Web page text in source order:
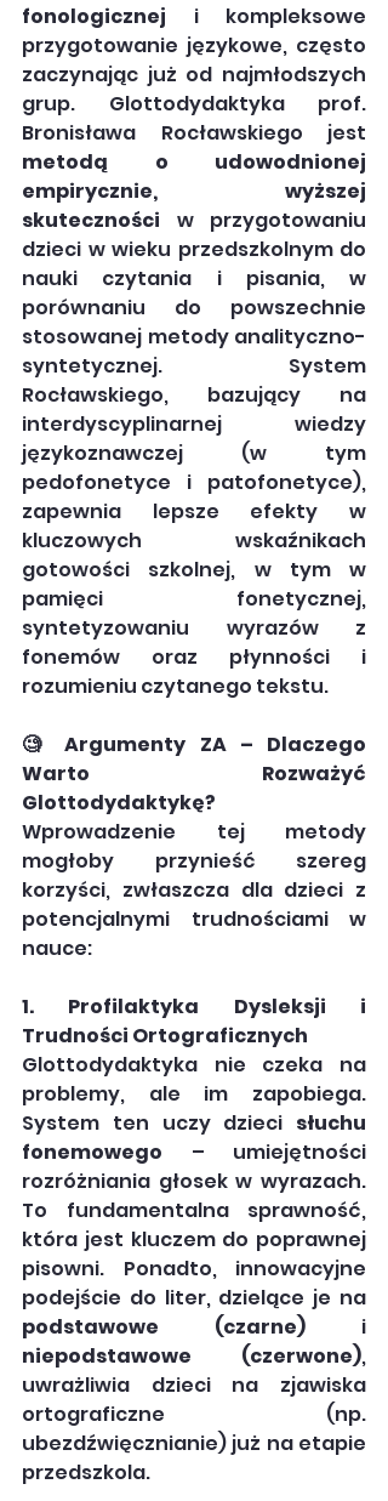
fonologicznej i kompleksowe
przygotowanie językowe, często
zaczynając już od najmłodszych
grup. Glottodydaktyka prof.
metodą o udowodnionej
empirycznie, wyższej
skuteczności w przygotowaniu
dzieci w wieku przedszkolnym do
nauki czytania i pisania, w
porównaniu do powszechnie
stosowanej metody analityczno-
syntetycznej. System
Rocławskiego, bazujący na
interdyscyplinarnej wiedzy
językoznawczej (w tym
pedofonetyce i patofonetyce),
zapewnia lepsze efekty w
kluczowych wskaźnikach
gotowości szkolnej, w tym w
pamięci fonetycznej,
syntetyzowaniu wyrazów z
fonemów oraz płynności i
rozumieniu czytanego tekstu.
🧐 Argumenty ZA – Dlaczego
Warto Rozważyć
Glottodydaktykę?
Wprowadzenie tej metody
mogłoby przynieść szereg
korzyści, zwłaszcza dla dzieci z
potencjalnymi trudnościami w
nauce:
1. Profilaktyka Dysleksji i
Trudności Ortograficznych
Glottodydaktyka nie czeka na
problemy, ale im zapobiega.
System ten uczy dzieci słuchu
fonemowego – umiejętności
rozróżniania głosek w wyrazach.
To fundamentalna sprawność,
która jest kluczem do poprawnej
pisowni. Ponadto, innowacyjne
podstawowe (czarne)
niepodstawowe (czerwone),
uwrażliwia dzieci na zjawiska
ortograficzne (np.
ubezdźwięcznianie) już na etapie
przedszkola.